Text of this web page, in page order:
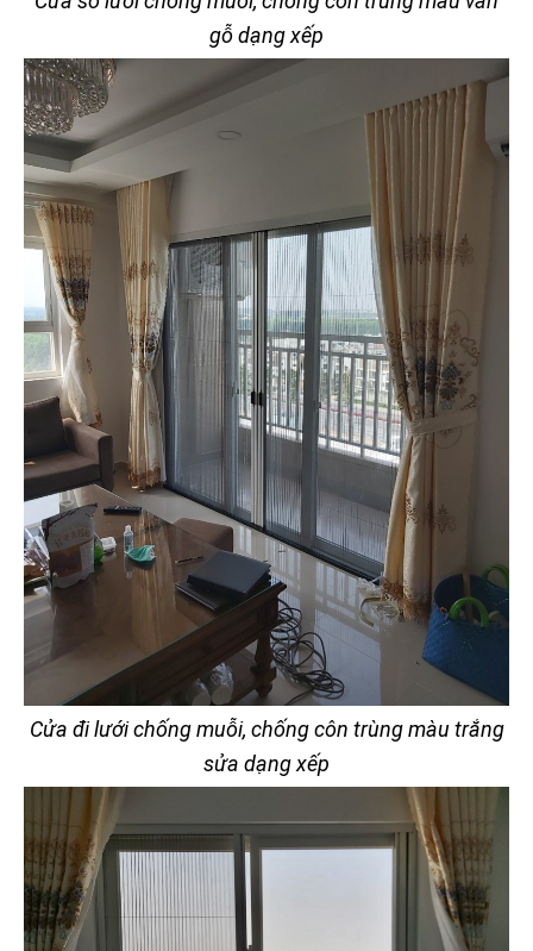
gỗ dạng xếp
Cửa đi lưới chống muỗi, chống côn trùng màu trắng
sửa dạng xếp